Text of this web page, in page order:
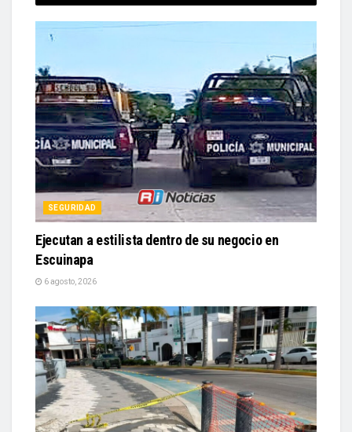
SEGURIDAD
Ejecutan a estilista dentro de su negocio en
Escuinapa
6 agosto, 2026